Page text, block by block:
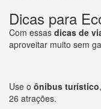
Dicas para
Com essas dicas de
aproveitar muito sem
Use o ônibus turístico
26 atrações.